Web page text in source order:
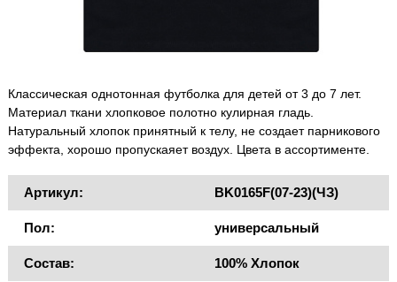
Классическая однотонная футболка для детей от 3 до 7 лет.
Материал ткани хлопковое полотно кулирная гладь.
Натуральный хлопок принятный к телу, не создает парникового
эффекта, хорошо пропускаяет воздух. Цвета в ассортименте.
Артикул: BK0165F(07-23)(ЧЗ)
Пол: универсальный
Состав: 100% Хлопок